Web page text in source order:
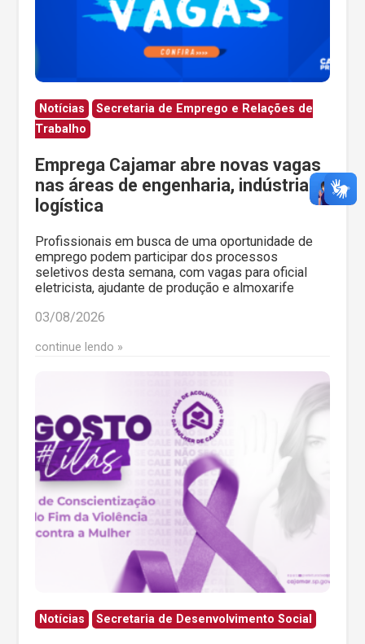
Notícias
Secretaria de Emprego e Relações de
Trabalho
Emprega Cajamar abre novas vagas
nas áreas de engenharia, indústria e
logística
Profissionais em busca de uma oportunidade de
emprego podem participar dos processos
seletivos desta semana, com vagas para oficial
eletricista, ajudante de produção e almoxarife
03/08/2026
continue lendo
Notícias Secretaria de Desenvolvimento Social